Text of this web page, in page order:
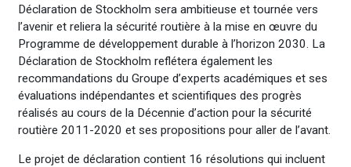
Déclaration de Stockholm sera ambitieuse et tournée vers
l’avenir et reliera la sécurité routière à la mise en œuvre du
Programme de développement durable à l’horizon 2030. La
Déclaration de Stockholm reflétera également les
recommandations du Groupe d’experts académiques et ses
évaluations indépendantes et scientifiques des progrès
réalisés au cours de la Décennie d’action pour la sécurité
routière 2011-2020 et ses propositions pour aller de l’avant.
Le projet de déclaration contient 16 résolutions qui incluent